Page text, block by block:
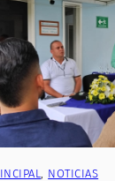
NOTICIAS